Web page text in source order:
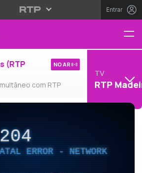
Entrar
(RTP
com RTP
NO AR
TV
RTP
204
ERROR - NETWORK